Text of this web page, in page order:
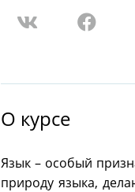
О курсе
Язык – особый
природу языка,